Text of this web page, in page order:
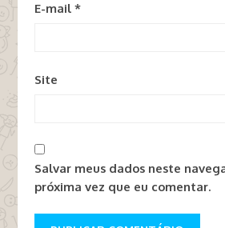
E-mail *
Site
Salvar meus dados neste
próxima vez que eu comentar.